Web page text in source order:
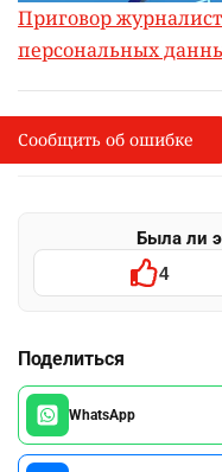
Приговор
персональных
I
Сообщить об опечатке
Выделите фрагмент и
Была ли
4
Поделиться
WhatsApp
Сообщить об ошибке